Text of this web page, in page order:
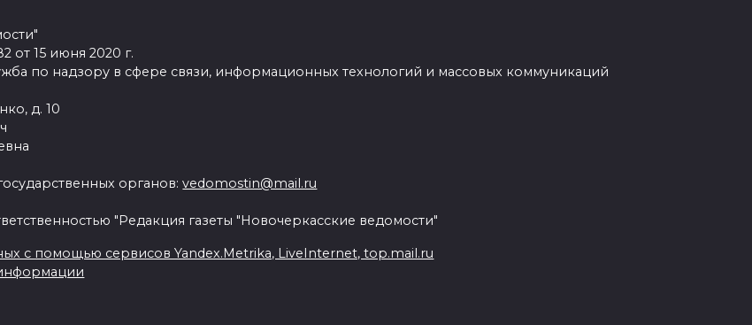
15 июня 2020 г.
по надзору в сфере связи, информационных технологий и массовых коммуникаций
д. 10
органов:vedomostin@mail.ru
"Редакция газеты "Новочеркасские ведомости"
с помощью сервисов Yandex.Metrika, LiveInternet, top.mail.ru